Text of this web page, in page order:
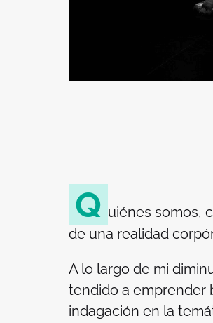
Q uiénes somos,
de una realidad
A lo largo de mi
tendido a emprender
indagación en la